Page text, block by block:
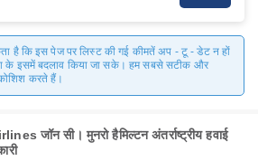
है कि इस पेज पर लिस्ट की गई कीमतें अप - टू - डेट न हों
के इसमें बदलाव किया जा सके। हम सबसे सटीक और
करते हैं।
जॉन सी। मुनरो हैमिल्टन अंतर्राष्ट्रीय हवाई